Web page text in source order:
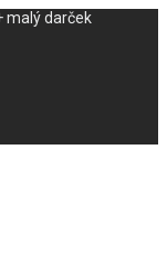
malý darček